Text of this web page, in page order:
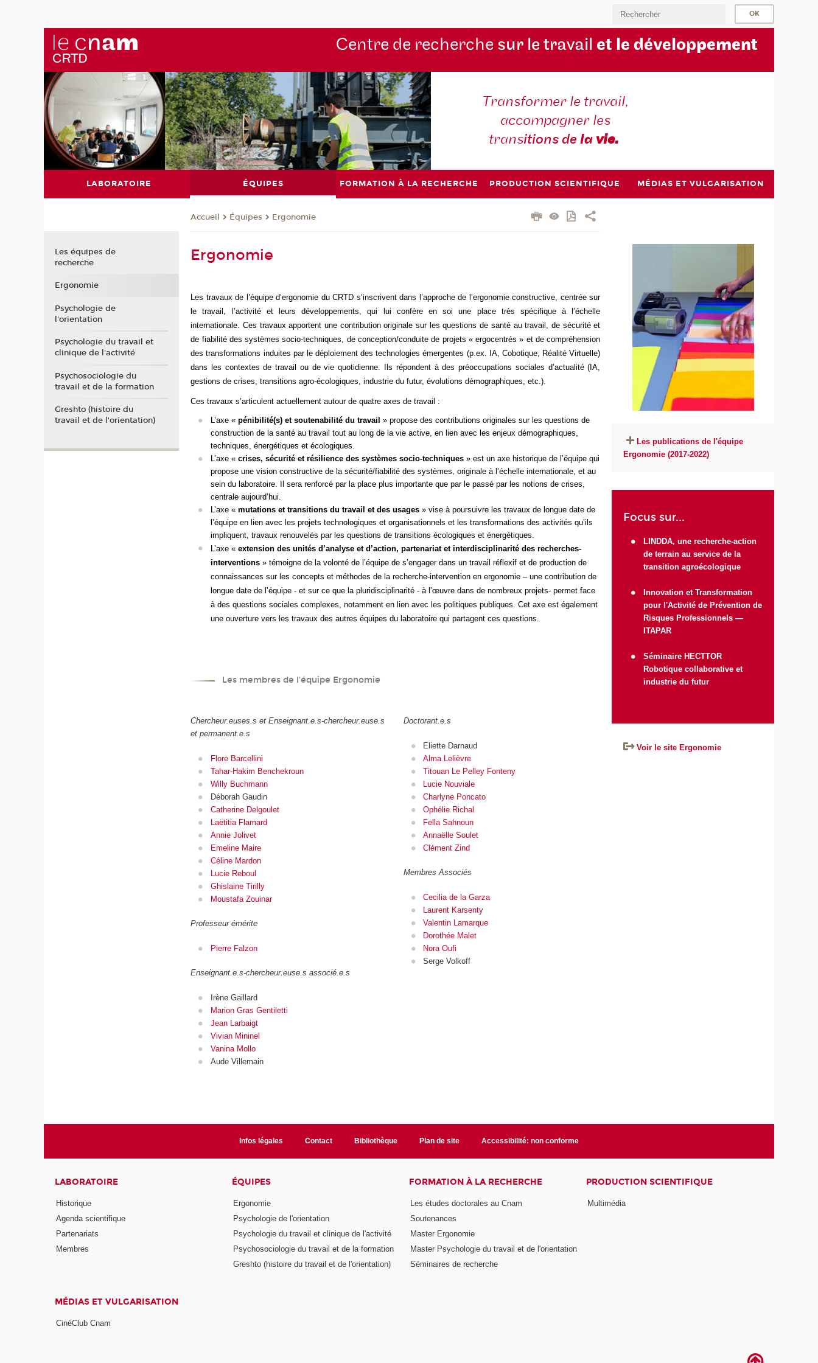
Centre de recherche sur le travail et le développement
Transformer le travail,
accompagner les
transitions de lavie.
LABORATOIRE ÉQUIPES FORMATION À LA RECHERCHE PRODUCTION SCIENTIFIQUE MÉDIAS ET VULGARISATION
Accueil Équipes Ergonomie
Ergonomie
Les travaux de l’équipe d’ergonomie du CRTD s’inscrivent dans l’approche de l’ergonomie constructive, centrée sur
le travail, l’activité et leurs développements, qui lui confère en soi une place très spécifique à l’échelle
internationale. Ces travaux apportent une contribution originale sur les questions de santé au travail, de sécurité et
de fiabilité des systèmes socio-techniques, de conception/conduite de projets « ergocentrés » et de compréhension
des transformations induites par le déploiement des technologies émergentes (p.ex. IA, Cobotique, Réalité Virtuelle)
dans les contextes de travail ou de vie quotidienne. Ils répondent à des préoccupations sociales d’actualité (IA,
gestions de crises, transitions agro-écologiques, industrie du futur, évolutions démographiques, etc.).
Ces travaux s’articulent actuellement autour de quatre axes de travail :
L’axe « pénibilité(s) et soutenabilité du travail » propose des contributions originales sur les questions de
construction de la santé au travail tout au long de la vie active, en lien avec les enjeux démographiques,
techniques, énergétiques et écologiques.
L’axe « crises, sécurité et résilience des systèmes socio-techniques» est un axe historique de l’équipe qui
propose une vision constructive de la sécurité/fiabilité des systèmes, originale à l’échelle internationale, et au
sein du laboratoire. Il sera renforcé par la place plus importante que par le passé par les notions de crises,
centrale aujourd’hui.
L’axe « mutations et transitions du travail et des usages» vise à poursuivre les travaux de longue date de
l’équipe en lien avec les projets technologiques et organisationnels et les transformations des activités qu’ils
impliquent, travaux renouvelés par les questions de transitions écologiques et énergétiques.
L’axe « extension des unités d’analyse et d’action, partenariat et interdisciplinarité des recherches-
interventions » témoigne de la volonté de l’équipe de s’engager dans un travail réflexif et de production de
connaissances sur les concepts et méthodes de la recherche-intervention en ergonomie – une contribution de
longue date de l’équipe - et sur ce que la pluridisciplinarité - à l’œuvre dans de nombreux projets- permet face
à des questions sociales complexes, notamment en lien avec les politiques publiques. Cet axe est également
une ouverture vers les travaux des autres équipes du laboratoire qui partagent ces questions.
Les membres de l'équipe Ergonomie
Chercheur.euses.s et Enseignant.e.s-chercheur.euse.s
et permanent.e.s
Flore Barcellini
Tahar-Hakim Benchekroun
Willy Buchmann
Déborah Gaudin
Catherine Delgoulet
Laëtitia Flamard
Annie Jolivet
Emeline Maire
Céline Mardon
Lucie Reboul
Ghislaine Tirilly
Moustafa Zouinar
Professeur émérite
Pierre Falzon
Enseignant.e.s-chercheur.euse.s associé.e.s
Irène Gaillard
Marion Gras Gentiletti
Jean Larbaigt
Vivian Mininel
Vanina Mollo
Aude Villemain
Doctorant.e.s
Eliette Darnaud
Alma Lelièvre
Titouan Le Pelley Fonteny
Lucie Nouviale
Charlyne Poncato
Ophélie Richal
Fella Sahnoun
Annaëlle Soulet
Clément Zind
Membres Associés
Cecilia de la Garza
Laurent Karsenty
Valentin Lamarque
Dorothée Malet
Nora Oufi
Serge Volkoff
Les publications de l'équipe
Ergonomie (2017-2022)
Focus sur...
LINDDA, une recherche-action
de terrain au service de la
transition agroécologique
Innovation et Transformation
pour l'Activité de Prévention de
Risques Professionnels —
ITAPAR
Séminaire HECTTOR
Robotique collaborative et
industrie du futur
Voir le site Ergonomie
Les équipes de
recherche
Ergonomie
Psychologie de
l'orientation
Psychologie du travail et
clinique de l'activité
Psychosociologie du
travail et de la formation
Greshto (histoire du
travail et de l'orientation)
Infos légales Contact Bibliothèque Plan de site Accessibilité: non conforme
LABORATOIRE
Historique
Agenda scientifique
Partenariats
Membres
ÉQUIPES
Ergonomie
Psychologie de l'orientation
Psychologie du travail et clinique de l'activité
Psychosociologie du travail et de la formation
Greshto (histoire du travail et de l'orientation)
FORMATION À LA RECHERCHE
Les études doctorales au Cnam
Soutenances
Master Ergonomie
Master Psychologie du travail et de l'orientation
Séminaires de recherche
PRODUCTION SCIENTIFIQUE
Multimédia
MÉDIAS ET VULGARISATION
CinéClub Cnam